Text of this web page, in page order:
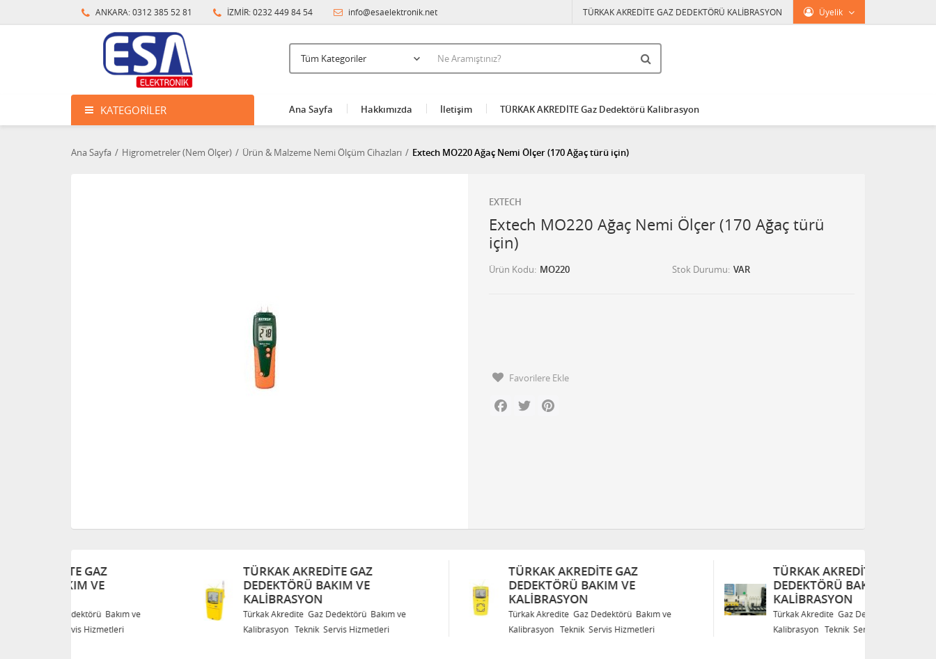
ANKARA: 0312 385 52 81 İZMİR: 0232 449 84 54 info@esaelektronik.net Üyelik
TÜRKAK AKREDİTE GAZ DEDEKTÖRÜ KALİBRASYON
KATEGORILER Ana Sayfa Hakkımızda İletişim TÜRKAK AKREDİTE Gaz Dedektörü Kalibrasyon
Ana Sayfa Higrometreler (Nem Ölçer) Ürün & Malzeme Nemi Ölçüm Cihazları Extech MO220 Ağaç Nemi Ölçer (170 Ağaç türü için)
EXTECH
Extech MO220 Ağaç Nemi Ölçer (170 Ağaç türü
için)
Ürün Kodu MO220 Stok Durumu VAR
Favorilere Ekle
Facebook
Twitter
TÜRKAK AKREDITE GAZ
DEDEKTÖRÜ BAKIM VE
KALIBRASYON
Türkak Akredite Gaz Dedektörü Bakım ve
Kalibrasyon Teknik Servis Hizmetleri
TÜRKAK AKREDITE GAZ
DEDEKTÖRÜ BAKIM VE
KALIBRASYON
Türkak Akredite Gaz Dedektörü Bakım ve
Kalibrasyon Teknik Servis Hizmetleri
TÜRKAK AKREDITE GAZ
DEDEKTÖRÜ BAKIM VE
KALIBRASYON
Türkak Akredite Gaz Dedektörü Bakım ve
Kalibrasyon Teknik Servis Hizmetleri